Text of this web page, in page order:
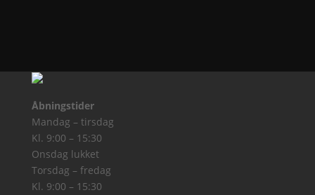
Åbningstider
Mandag – tirsdag
Kl. 9:00 – 15:30
Onsdag lukket
Torsdag – fredag
Kl. 9:00 – 15:30